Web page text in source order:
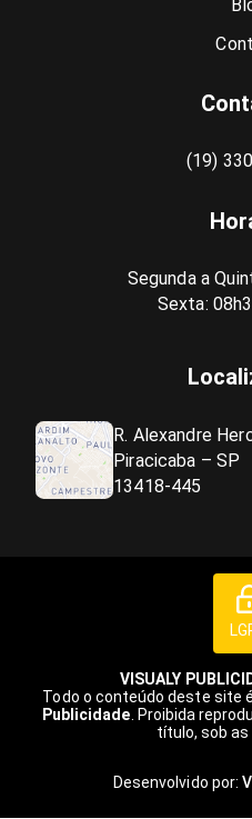
(19)
Segunda a
Sexta:
R. Alexandre
Piracicaba – SP
13418-445
VISUALY
Todo o conteúdo deste site
Publicidade. Proibida
título, sob as
Desenvolvido por: